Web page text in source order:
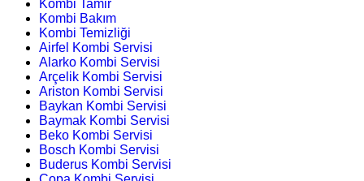
Kombi Tamir
Kombi Bakım
Kombi Temizliği
Airfel Kombi Servisi
Alarko Kombi Servisi
Arçelik Kombi Servisi
Ariston Kombi Servisi
Baykan Kombi Servisi
Baymak Kombi Servisi
Beko Kombi Servisi
Bosch Kombi Servisi
Buderus Kombi Servisi